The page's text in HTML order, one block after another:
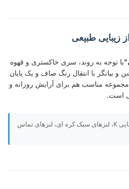
با توجه به روند، سری خاکستری و قهوه
بیانگر با انتقال رنگ صاف و یک پایان
مناسب هم برای آرایش روزانه و
است.
کلمات کلیدی: لنزهای تماس زیبایی K، لنزهای سبک کره ای، لنزهای تماس